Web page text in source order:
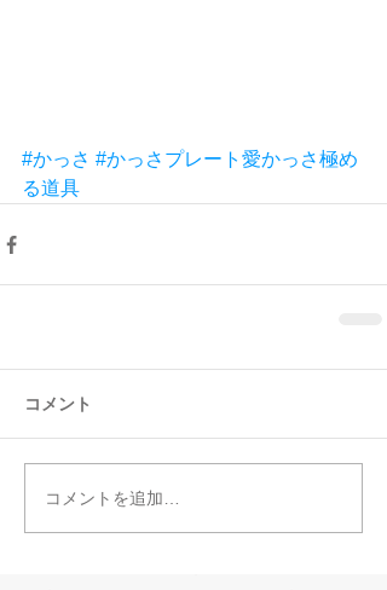
#かっさ #かっさプレート愛かっさ極め
る道具
コメント
コメントを追加…